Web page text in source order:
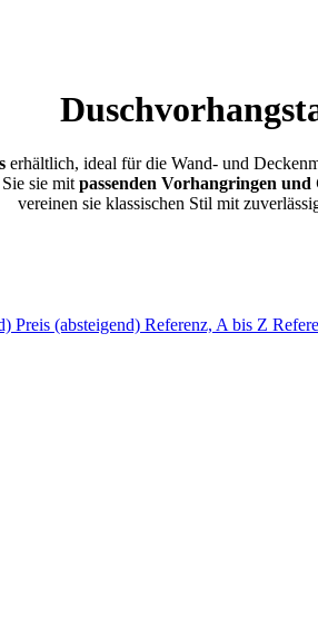
erhältlich, ideal für die Wand- und
sie mit passenden Vorhangringen und
vereinen sie klassischen Stil mit
Preis (absteigend) Referenz, A bis Z